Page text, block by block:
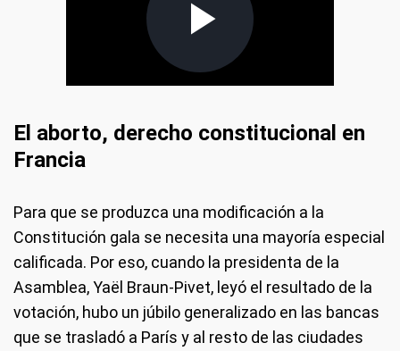
El aborto, derecho constitucional en
Francia
Para que se produzca una modificación a la
Constitución gala se necesita una mayoría especial
calificada. Por eso, cuando la presidenta de la
Asamblea, Yaël Braun-Pivet, leyó el resultado de la
votación, hubo un júbilo generalizado en las bancas
que se trasladó a París y al resto de las ciudades